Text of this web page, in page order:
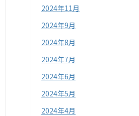
2024年11月
2024年9月
2024年8月
2024年7月
2024年6月
2024年5月
2024年4月